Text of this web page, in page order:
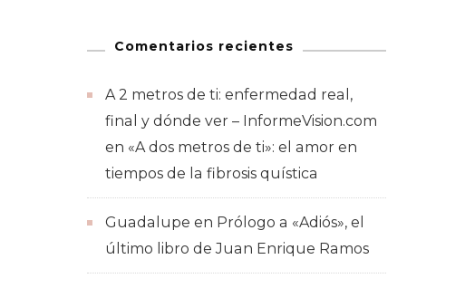
Comentarios recientes
A 2 metros de ti: enfermedad real,
final y dónde ver – InformeVision.com
en «A dos metros de ti»: el amor en
tiempos de la fibrosis quística
Guadalupe en Prólogo a «Adiós», el
último libro de Juan Enrique Ramos